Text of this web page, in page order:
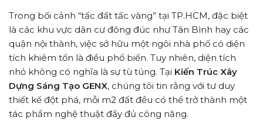
Trong bối cảnh “tấc đất tấc vàng” tại TP.HCM, đặc biệt
là các khu vực dân cư đông đúc như Tân Bình hay các
quận nội thành, việc sở hữu một ngôi nhà phố có diện
tích khiêm tốn là điều phổ biến. Tuy nhiên, diện tích
nhỏ không có nghĩa là sự tù túng. Tại Kiến Trúc Xây
Dựng Sáng Tạo GENX, chúng tôi tin rằng với tư duy
thiết kế đột phá, mỗi m2 đất đều có thể trở thành một
tác phẩm nghệ thuật đầy đủ công năng.